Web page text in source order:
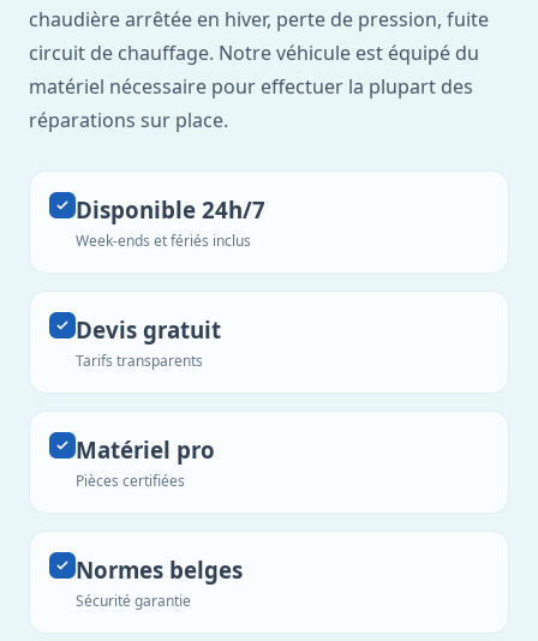
chaudière arrêtée en hiver, perte de pression, fuite
circuit de chauffage. Notre véhicule est équipé du
matériel nécessaire pour effectuer la plupart des
réparations sur place.
Disponible 24h/7
Week-ends et fériés inclus
Devis gratuit
Tarifs transparents
Matériel pro
Pièces certifiées
Normes belges
Sécurité garantie